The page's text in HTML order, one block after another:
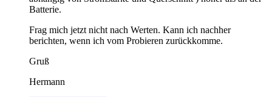
Batterie.
Frag mich jetzt nicht nach Werten. Kann ich nachher
berichten, wenn ich vom Probieren zurückkomme.
Gruß
Hermann